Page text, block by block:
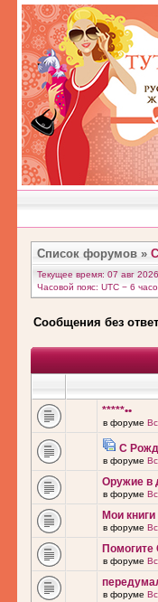
Список форумов »
Текущее время: 07 авг
Часовой пояс: UTC − 6
Сообщения без
*****••
в форуме
С
в форуме
Оружие в
в форуме
Мои книги
в форуме
Помогите
в форуме
в форуме